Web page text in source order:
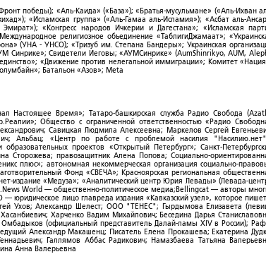
победы); «Аль-Каида» («База»); «Братья-мусульмане» («Аль-Ихван
«Исламская группа» («Аль-Гамаа аль-Исламия»); «Асбат аль-
«Конгресс народов Ичкерии и Дагестана»; «Исламская
религиозное объединение «ТаблигиДжамаат»;
(УНА - УНСО); «Тризуб им. Степана Бандеры»; Украинская
Синрике»; Свидетели Иеговы; «АУМСинрике» (AumShinrikyo, AUM,
«Движение против нелегальной иммиграции»; Комитет
Батальон «Азов»; Meta
Настоящее Время»; Татаро-башкирская служба Радио Свобода
Общество с ограниченной ответственностью «Радио
Савицкая Людмила Алексеевна; Маркелов Сергей
Альбац; «Центр по работе с проблемой насилия
проектов «Открытый Петербург»; Санкт-
Сторожева; правозащитник Алена Попова; Социально-
плюс»; автономная некоммерческая организация социально-
Фонд «СВЕЧА»; Красноярская региональная
издание «Медуза»; «Аналитический центр Юрия Левады» (Левада-
World — общественно-политическое медиа;Bellingcat — авторы
юридическое лицо главреда издания «Кавказский узел», которое
Ухов; Александр Шелест; ООО "ТЕНЕС"; Гырдымова Елизавета
Харченко Вадим Михайлович; Беседина Дарья
(официальный представитель Далай-ламы XIV в России);
Александр Макашенц; Писатель Елена Прокашева; Екатерина
Галлямов Аббас Радикович; Намазбаева Татьяна
Анна Валерьевна